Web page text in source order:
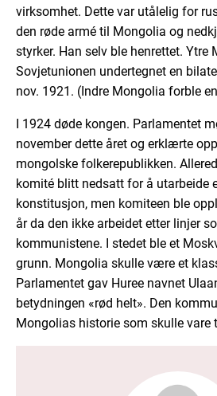
virksomhet. Dette var utålelig for
den røde armé til Mongolia og
styrker. Han selv ble henrettet. Ytre
Sovjetunionen undertegnet en
nov. 1921. (Indre Mongolia forble
I 1924 døde kongen. Parlamentet
november dette året og erklærte
mongolske folkerepublikken.
komité blitt nedsatt for å utarbeide
konstitusjon, men komiteen ble
år da den ikke arbeidet etter linjer
kommunistene. I stedet ble et
grunn. Mongolia skulle være et
Parlamentet gav Huree navnet
betydningen «rød helt». Den
Mongolias historie som skulle vare